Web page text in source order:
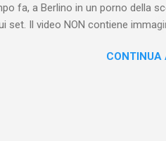
fa, a Berlino in un porno della
set. Il video NON contiene
CONTINUA